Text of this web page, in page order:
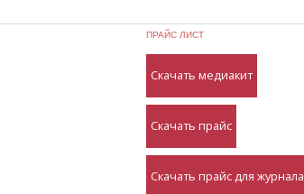
ПРАЙС ЛИСТ
Скачать медиакит
Скачать прайс
Скачать прайс для журнала